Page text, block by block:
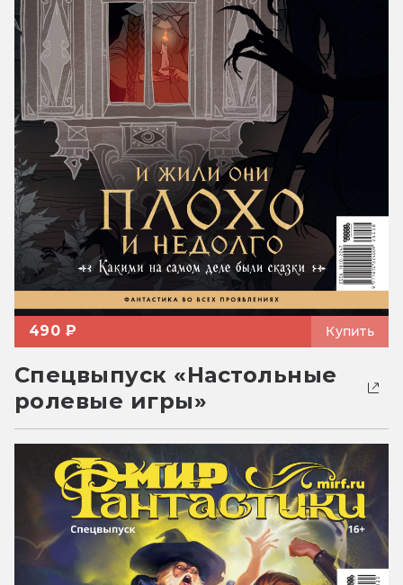
490 ₽ Купить
Спецвыпуск «Настольные
ролевые игры»